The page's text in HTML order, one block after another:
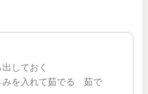
しておく
みを入れて茹でる 茹で